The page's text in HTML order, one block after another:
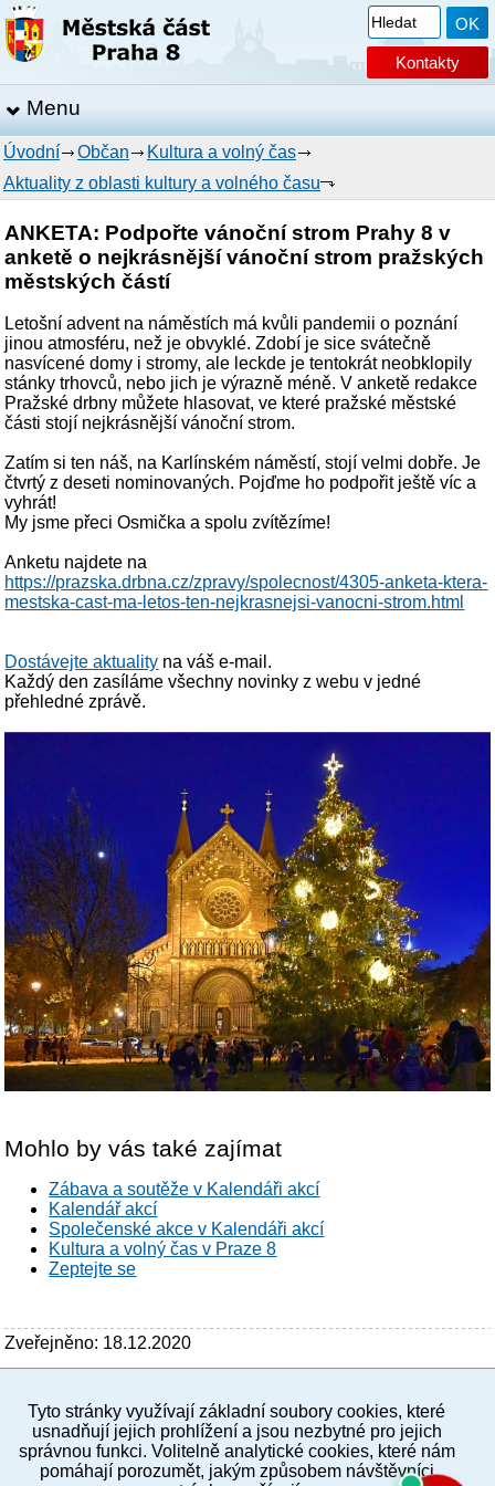
Kontakty
Menu
Úvodní Občan
Kultura a volný čas
Aktuality z oblasti kultury a volného času
ANKETA: Podpořte vánoční strom Prahy 8 v
anketě o nejkrásnější vánoční strom pražských
městských částí
Letošní advent na náměstích má kvůli pandemii o poznání
jinou atmosféru, než je obvyklé. Zdobí je sice svátečně
nasvícené domy i stromy, ale leckde je tentokrát neobklopily
stánky trhovců, nebo jich je výrazně méně. V anketě redakce
Pražské drbny můžete hlasovat, ve které pražské městské
části stojí nejkrásnější vánoční strom.
Zatím si ten náš, na Karlínském náměstí, stojí velmi dobře. Je
čtvrtý z deseti nominovaných. Pojďme ho podpořit ještě víc a
vyhrát!
My jsme přeci Osmička a spolu zvítězíme!
Anketu najdete na
https://prazska.drbna.cz/zpravy/spolecnost/4305-anketa-ktera-
mestska-cast-ma-letos-ten-nejkrasnejsi-vanocni-strom.html
Dostávejte aktuality na váš e-mail.
Každý den zasíláme všechny novinky z webu v jedné
přehledné zprávě.
Mohlo by vás také zajímat
Zábava a soutěže v Kalendáři akcí
Kalendář akcí
Společenské akce v Kalendáři akcí
Kultura a volný čas v Praze 8
Zeptejte se
Zveřejněno: 18.12.2020
PC verze ENG
Povinné a praktické informace
Tyto stránky využívají základní soubory cookies, které
usnadňují jejich prohlížení a jsou nezbytné pro jejich
správnou funkci. Volitelně analytické cookies, které nám
pomáhají porozumět, jakým způsobem návštěvníci